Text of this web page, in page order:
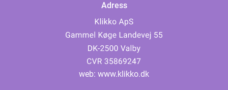
Adress
web: www.klikko.dk